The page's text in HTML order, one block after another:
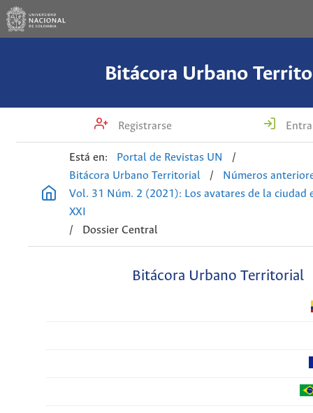
Bitácora Urbano
Registrarse
Está en: Portal de Revistas UN
/
Bitácora Urbano Territorial
/
Números
Vol. 31 Núm. 2 (2021): Los avatares de la ciudad
XXI
/
Dossier Central
Bitácora Urbano Territorial